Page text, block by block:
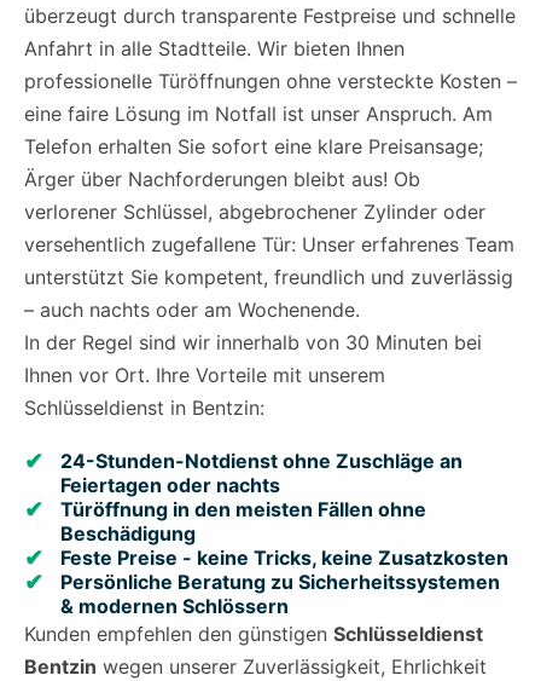
überzeugt durch transparente Festpreise und schnelle
Anfahrt in alle Stadtteile. Wir bieten Ihnen
professionelle Türöffnungen ohne versteckte Kosten –
eine faire Lösung im Notfall ist unser Anspruch. Am
Telefon erhalten Sie sofort eine klare Preisansage;
Ärger über Nachforderungen bleibt aus! Ob
verlorener Schlüssel, abgebrochener Zylinder oder
versehentlich zugefallene Tür: Unser erfahrenes Team
unterstützt Sie kompetent, freundlich und zuverlässig
– auch nachts oder am Wochenende.
In der Regel sind wir innerhalb von 30 Minuten bei
Ihnen vor Ort. Ihre Vorteile mit unserem
Schlüsseldienst in Bentzin:
24-Stunden-Notdienst ohne Zuschläge an
Feiertagen oder nachts
Türöffnung in den meisten Fällen ohne
Beschädigung
Feste Preise - keine Tricks, keine Zusatzkosten
Persönliche Beratung zu Sicherheitssystemen
& modernen Schlössern
Kunden empfehlen den günstigen Schlüsseldienst
Bentzin wegen unserer Zuverlässigkeit, Ehrlichkeit